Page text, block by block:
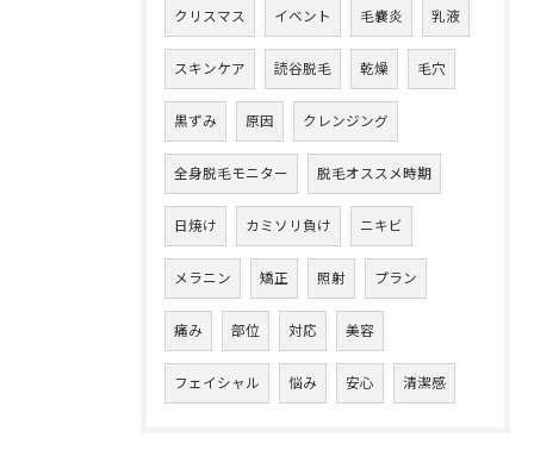
クリスマス イベント 毛嚢炎 乳液
スキンケア 読谷脱毛 乾燥 毛穴
黒ずみ 原因 クレンジング
全身脱毛モニター 脱毛オススメ時期
日焼け カミソリ負け ニキビ
メラニン 矯正 照射 プラン
痛み 部位 対応 美容
フェイシャル 悩み 安心 清潔感